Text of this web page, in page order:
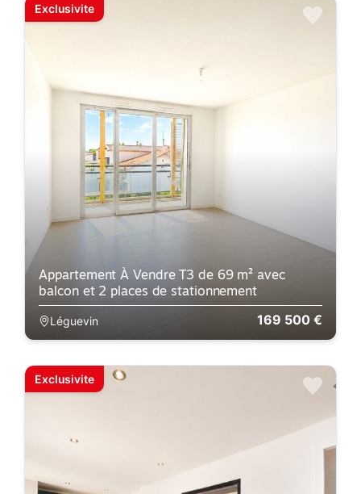
Exclusivite
169 500 €
Appartement À Vendre T3 de 69 m² avec
balcon et 2 places de stationnement
Léguevin
Exclusivite